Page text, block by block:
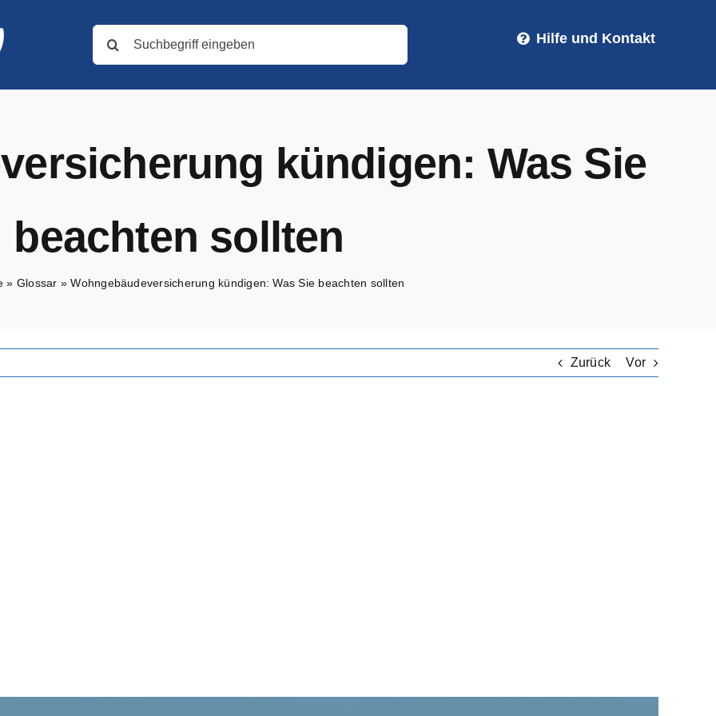
nach:
Hilfe und Kontakt
kündigen: Was Sie
beachten sollten
» Glossar »Wohngebäudeversicherung kündigen: Was Sie beachten sollten
Zurück Vor